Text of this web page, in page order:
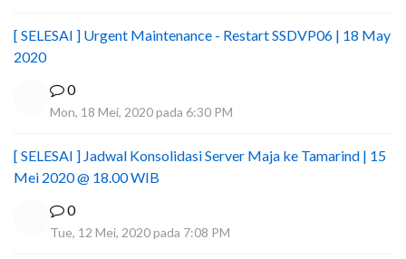
[ SELESAI ] Urgent Maintenance - Restart SSDVP06 | 18 May
2020
0
Mon, 18 Mei, 2020 pada 6:30 PM
[ SELESAI ] Jadwal Konsolidasi Server Maja ke Tamarind | 15
Mei 2020 @ 18.00 WIB
0
Tue, 12 Mei, 2020 pada 7:08 PM